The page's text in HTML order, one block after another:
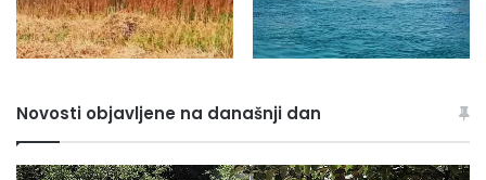
Novosti objavljene na današnji dan